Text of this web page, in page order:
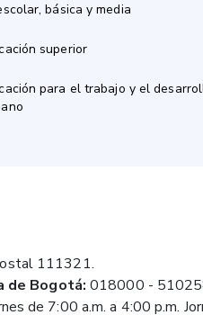
básica y media
superior
para el trabajo y el
111321.
de Bogotá: 018000 -
de 7:00 a.m. a 4:00 p.m.